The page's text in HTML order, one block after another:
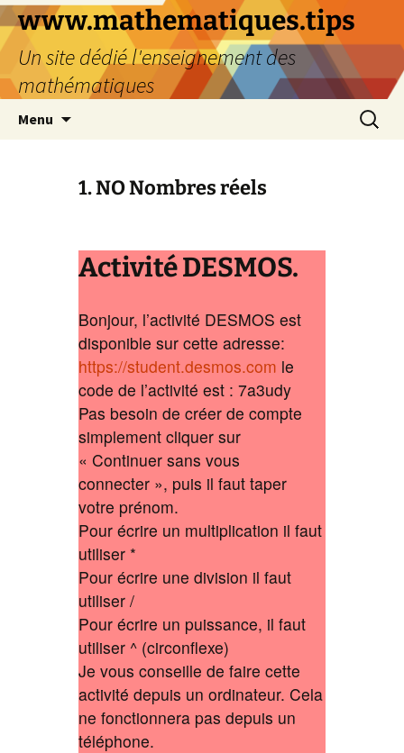
www.mathematiques.tips
Un site dédié l'enseignement des
mathématiques
Menu
1. NO Nombres réels
Activité DESMOS.
Bonjour, l’activité DESMOS est
disponible sur cette adresse:
https://student.desmos.com le
code de l’activité est :7a3udy
Pas besoin de créer de compte
simplement cliquer sur
« Continuer sans vous
connecter », puis il faut taper
votre prénom.
Pour écrire un multiplication il faut
utiliser *
Pour écrire une division il faut
utiliser /
Pour écrire un puissance, il faut
utiliser ^ (circonflexe)
Je vous conseille de faire cette
activité depuis un ordinateur. Cela
ne fonctionnera pas depuis un
téléphone.